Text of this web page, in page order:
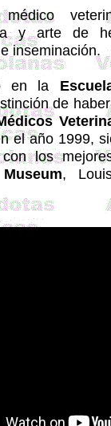
y arte de
inseminación.
en la
de
el año 1999,
los
Museum,